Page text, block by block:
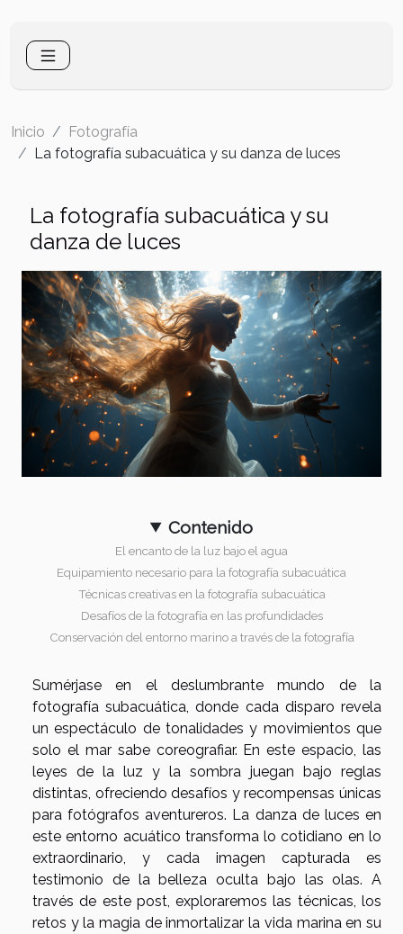
Inicio
Fotografía
La fotografía subacuática y su danza de luces
La fotografía subacuática y su
danza de luces
Contenido
El encanto de la luz bajo el agua
Equipamiento necesario para la fotografía subacuática
Técnicas creativas en la fotografía subacuática
Desafíos de la fotografía en las profundidades
Conservación del entorno marino a través de la fotografía
Sumérjase en el deslumbrante mundo de la
fotografía subacuática, donde cada disparo revela
un espectáculo de tonalidades y movimientos que
solo el mar sabe coreografiar. En este espacio, las
leyes de la luz y la sombra juegan bajo reglas
distintas, ofreciendo desafíos y recompensas únicas
para fotógrafos aventureros. La danza de luces en
este entorno acuático transforma lo cotidiano en lo
extraordinario, y cada imagen capturada es
testimonio de la belleza oculta bajo las olas. A
través de este post, exploraremos las técnicas, los
retos y la magia de inmortalizar la vida marina en su